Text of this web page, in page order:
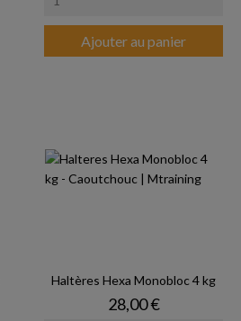
Ajouter au panier
Haltères Hexa Monobloc 4 kg
Prix
28,00 €